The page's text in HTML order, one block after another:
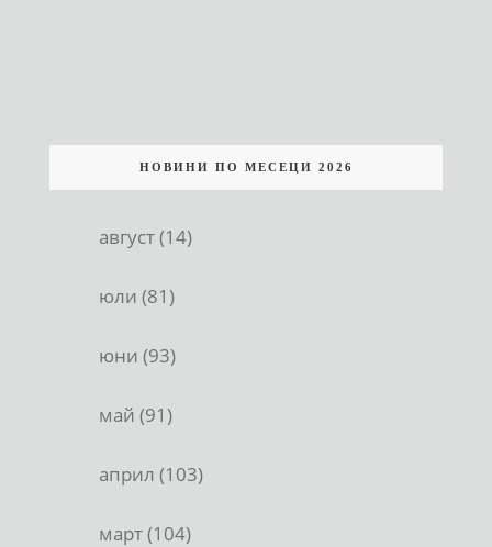
НОВИНИ ПО МЕСЕЦИ 2026
август (14)
юли (81)
юни (93)
май (91)
април (103)
март (104)